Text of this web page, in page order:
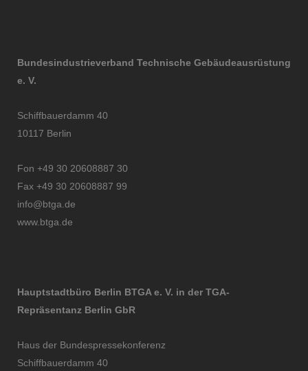
Bundesindustrieverband Technische Gebäudeausrüstung
e. V.
Schiffbauerdamm 40
10117 Berlin
Fon +49 30 20608887 30
Fax +49 30 20608887 99
info@btga.de
www.btga.de
Hauptstadtbüro Berlin BTGA e. V. in der TGA-
Repräsentanz Berlin GbR
Haus der Bundespressekonferenz
Schiffbauerdamm 40